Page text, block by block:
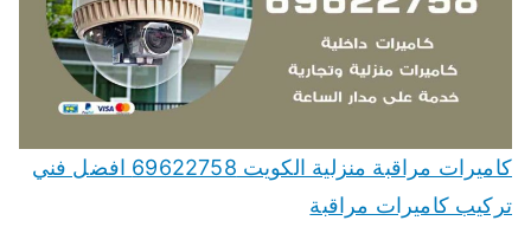
كاميرات مراقبة منزلية الكويت 69622758 افضل فني
تركيب كاميرات مراقبة